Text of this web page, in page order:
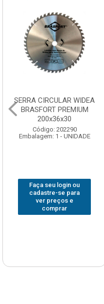
SERRA CIRCULAR WIDEA
BRASFORT PREMIUM
200x36x30
Código: 202290
Embalagem: 1 - UNIDADE
Faça seu login ou
cadastre-se para
ver preços e
comprar